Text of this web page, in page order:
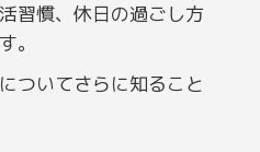
習慣、休日の過ごし方
。
についてさらに知ること